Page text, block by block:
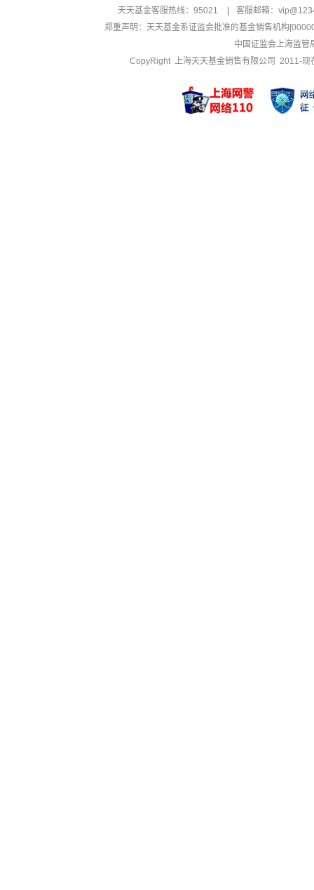
天天基金客服热线：95021 客服邮箱：
郑重声明： 天天基金系证监会批准的基金销售机构
中国证监会上海监管
CopyRight 上海天天基金销售有限公司 2011-